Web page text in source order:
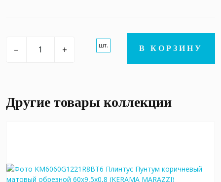
– + шт. В КОРЗИНУ
Другие товары коллекции